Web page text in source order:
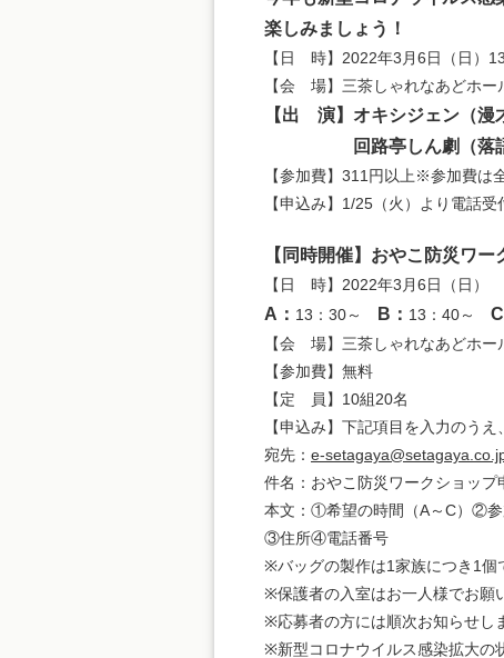
楽しみましょう！
【日 時】2022年3月6日（日）
【会 場】三茶しゃれなあどホ
【出 演】オキシジェン（漫
回路亭しん劇（落語
【参加費】311円以上※参加費は
【申込み】1/25（火）より電話
【同時開催】おやこ防災ワ
【日 時】2022年3月6日（日）
A： 13：30～ B： 13：40～ C
【会 場】三茶しゃれなあどホ
【参加費】無料
【定 員】10組20名
【申込み】下記項目を入力のう
宛先： e-
件名：おやこ防災ワークショップ
本文：①希望の時間（A～C）②参
③住所④電話番号
※バッグの製作は1家族につき1個
※保護者の入室はお一人様でお願
※応募者の方には順次お知らせし
※新型コロナウイルス感染拡大の